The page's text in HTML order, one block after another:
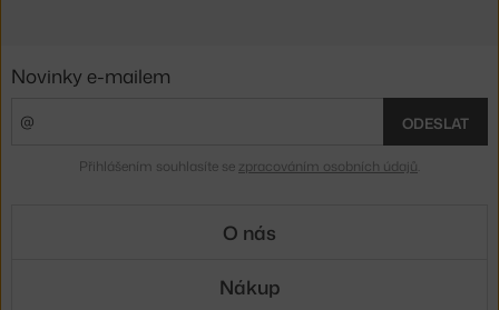
Novinky e-mailem
ODESLAT
Přihlášením souhlasíte se zpracováním osobních údajů
O nás
Nákup